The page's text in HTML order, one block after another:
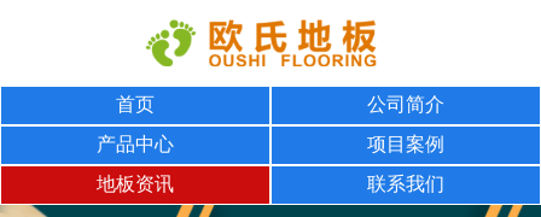
首页
公司简介
产品中心
项目案例
地板资讯
联系我们